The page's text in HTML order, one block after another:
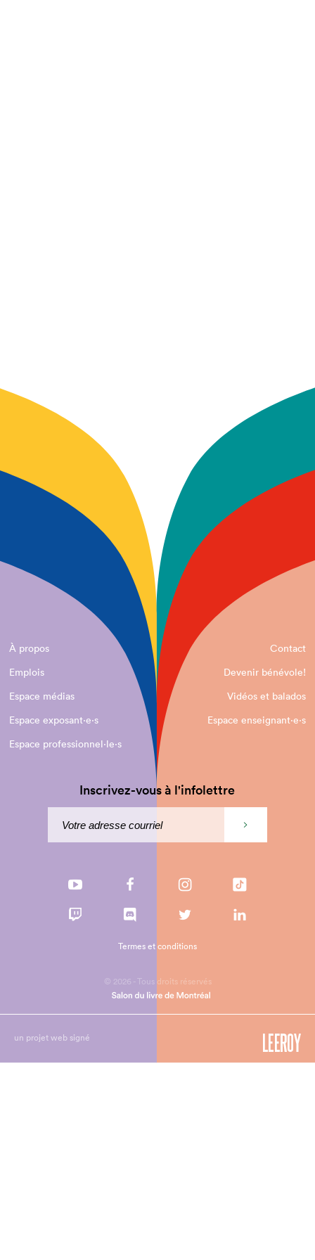
À propos
Contact
Emplois
Devenir bénévole!
Espace médias
Vidéos et balados
Espace exposant·e⋅s
Espace enseignant·e⋅s
Espace professionnel·le⋅s
Inscrivez-vous à l'infolettre
© 2026 - Tous droits réservés
Termes et conditions
un projet web signé